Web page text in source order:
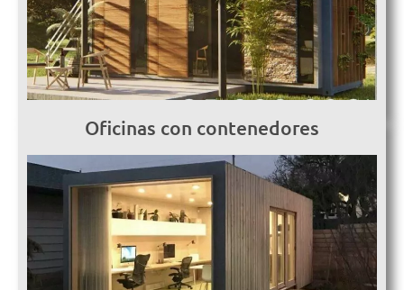
Oficinas con contenedores